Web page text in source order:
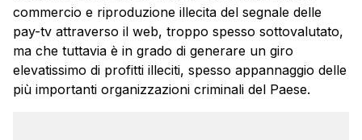
commercio e riproduzione illecita del segnale delle
pay-tv attraverso il web, troppo spesso sottovalutato,
ma che tuttavia è in grado di generare un giro
elevatissimo di profitti illeciti, spesso appannaggio delle
più importanti organizzazioni criminali del Paese.